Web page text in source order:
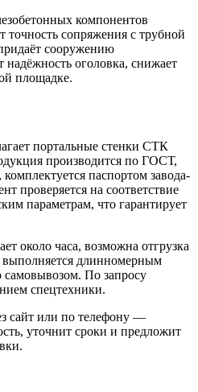
компонентов
сопряжения с трубной
сооружению
оголовка, снижает
площадке.
портальные стенки СТК
производится по ГОСТ,
паспортом завода-
проверяется на соответствие
параметрам, что гарантирует
около часа, возможна отгрузка
выполняется длинномерным
самовывозом. По запросу
спецтехники.
сайт или по телефону —
уточнит сроки и предложит